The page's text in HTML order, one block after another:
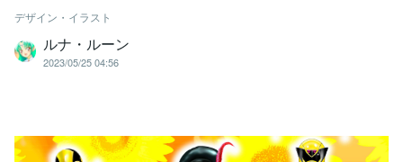
デザイン・イラスト
ルナ・ルーン
2023/05/25 04:56